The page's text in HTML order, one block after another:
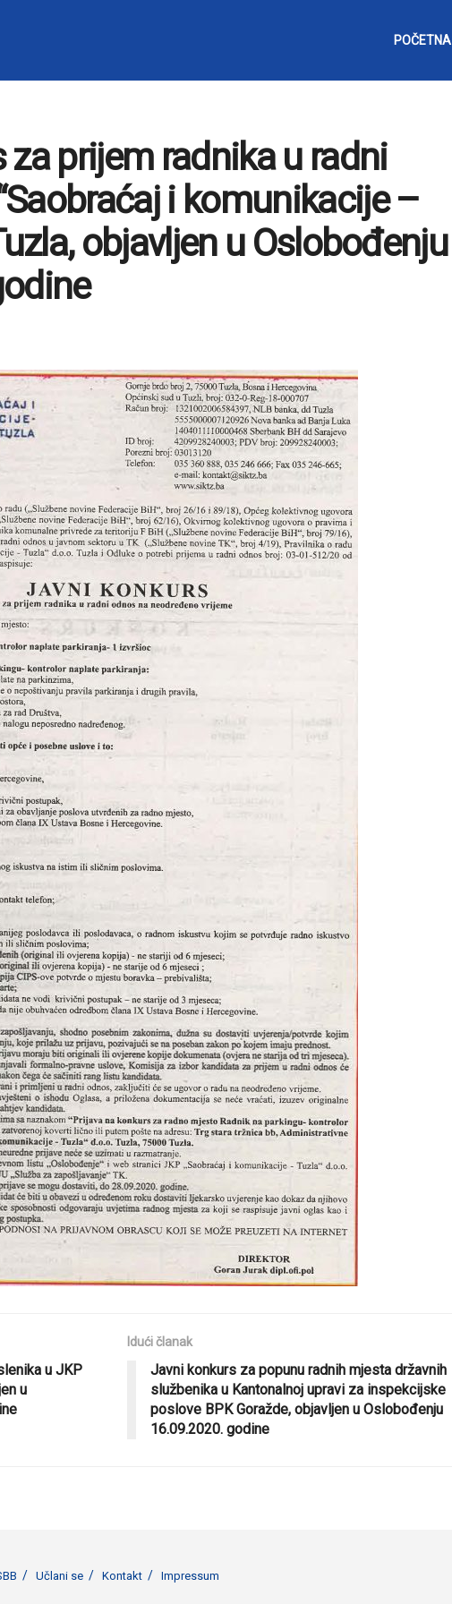
POČETNA
prijem radnika u radni
i komunikacije –
objavljen u Oslobođenju
u JKP
u
Idući članak
Javni konkurs za popunu radnih mjesta državnih
službenika u Kantonalnoj upravi za inspekcijske
poslove BPK Goražde, objavljen u Oslobođenju
16.09.2020. godine
Učlani se Kontakt Impressum